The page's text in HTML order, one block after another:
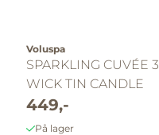
Voluspa
SPARKLING CUVÉE 3
WICK TIN CANDLE
449,-
På lager